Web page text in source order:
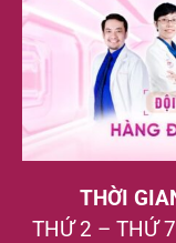
THỜI
THỨ 2 – THỨ